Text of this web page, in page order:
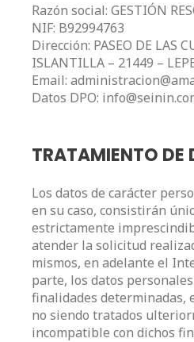
Razón social: GESTIÓN
NIF: B92994763
Dirección: PASEO DE LAS
ISLANTILLA – 21449 –
Email:
Datos DPO:
TRATAMIENTO DE
Los datos de carácter
en su caso, consistirán
estrictamente
atender la solicitud
mismos, en adelante el
parte, los datos
finalidades determinadas,
no siendo tratados
incompatible con dichos